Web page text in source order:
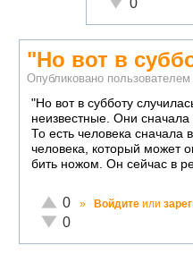
0
"Но вот в
Опубликовано пользователем
"Но вот в субботу
неизвестные. Они
То есть человека
человека, который может
бить ножом. Он сейчас в
Отлично!
0
Неадекватно!
0
» Войдите или